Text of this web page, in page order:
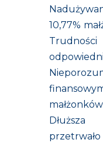
10,77%